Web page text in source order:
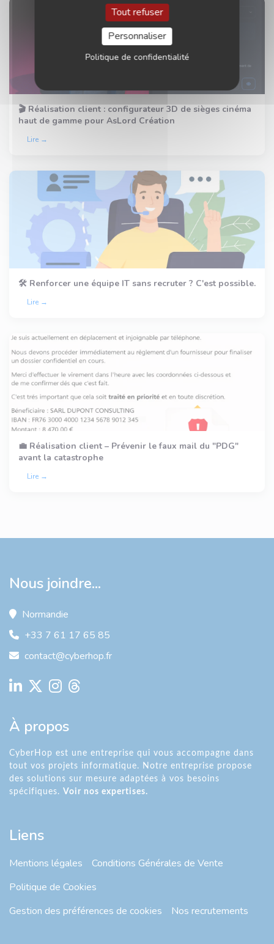
Tout refuser
Personnaliser
Politique de confidentialité
🎬 Réalisation client : configurateur 3D de sièges cinéma
haut de gamme pour AsLord Création
Lire →
🛠️ Renforcer une équipe IT sans recruter ? C'est possible.
Lire →
💼 Réalisation client – Prévenir le faux mail du "PDG"
avant la catastrophe
Lire →
Nous joindre...
Normandie
+33 7 61 17 65 85
contact@cyberhop.fr
À propos
CyberHop est une entreprise qui vous accompagne dans
tout vos projets informatique. Notre entreprise propose
des solutions sur mesure adaptées à vos besoins
spécifiques. Voir nos expertises.
Liens
Mentions légales
Conditions Générales de Vente
Politique de Cookies
Gestion des préférences de cookies
Nos recrutements